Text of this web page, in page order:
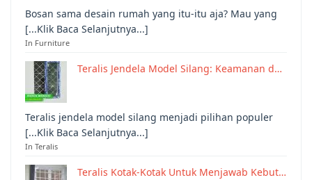
Bosan sama desain rumah yang itu-itu aja? Mau yang
[...Klik Baca Selanjutnya...]
In Furniture
Teralis Jendela Model Silang: Keamanan d…
Teralis jendela model silang menjadi pilihan populer
[...Klik Baca Selanjutnya...]
In Teralis
Teralis Kotak-Kotak Untuk Menjawab Kebut…